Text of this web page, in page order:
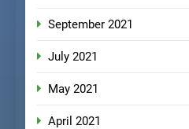
September 2021
July 2021
May 2021
April 2021